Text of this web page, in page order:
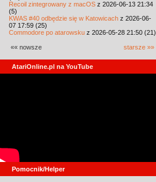
Recoil zintegrowany z macOS z 2026-06-13 21:34
(5)
KWAS #40 odbędzie się w Katowicach z 2026-06-
07 17:59 (25)
Commodore po atarowsku z 2026-05-28 21:50 (21)
«« nowsze starsze »»
AtariOnline.pl na YouTube
Pomocnik/Helper